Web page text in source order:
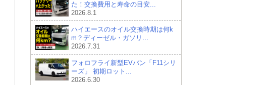
た！交換費用と寿命の目安...
2026.8.1
ハイエースのオイル交換時期は何k
m？ディーゼル・ガソリ...
2026.7.31
フォロフライ新型EVバン「F11シリ
ーズ」 初期ロット...
2026.6.30